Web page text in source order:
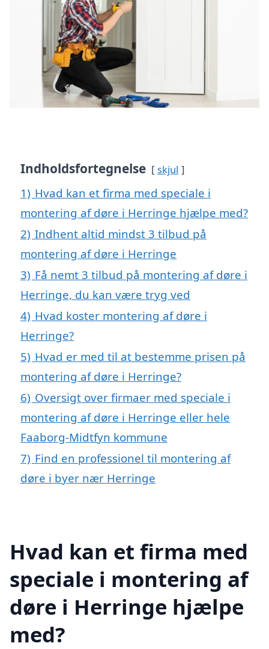
Indholdsfortegnelse skjul
1) Hvad kan et firma med speciale i
montering af døre i Herringe hjælpe med?
2) Indhent altid mindst 3 tilbud på
montering af døre i Herringe
3) Få nemt 3 tilbud på montering af døre i
Herringe, du kan være tryg ved
4) Hvad koster montering af døre i
Herringe?
5) Hvad er med til at bestemme prisen på
montering af døre i Herringe?
6) Oversigt over firmaer med speciale i
montering af døre i Herringe eller hele
Faaborg-Midtfyn kommune
7) Find en professionel til montering af
døre i byer nær Herringe
Hvad kan et firma med
speciale i montering af
døre i Herringe hjælpe
med?